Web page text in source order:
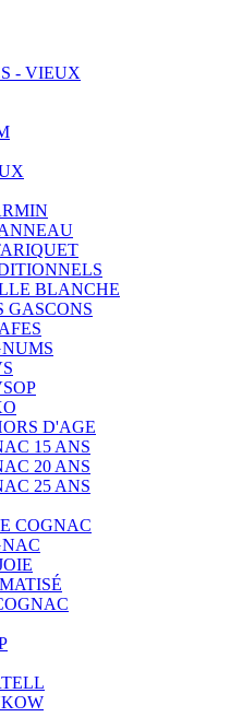
- VIEUX
BLANCHE
GASCONS
D'AGE
15 ANS
20 ANS
25 ANS
COGNAC